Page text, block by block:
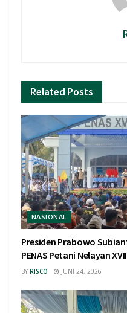
Related Posts
NASIONAL
Presiden Prabowo
PENAS Petani Nelayan
BY RISCO JUNI 24, 2026